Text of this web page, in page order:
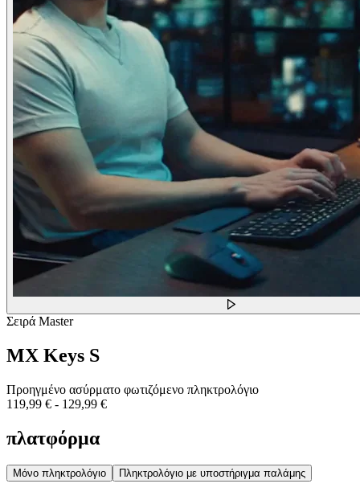
Σειρά Master
MX Keys S
Προηγμένο ασύρματο φωτιζόμενο πληκτρολόγιο
119,99 € - 129,99 €
πλατφόρμα
Μόνο πληκτρολόγιο Πληκτρολόγιο με υποστήριγμα παλάμης